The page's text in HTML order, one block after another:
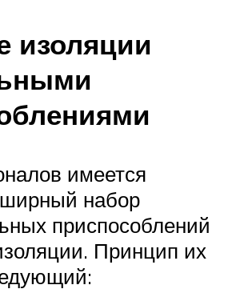
изоляции
имеется
набор
приспособлений
Принцип их